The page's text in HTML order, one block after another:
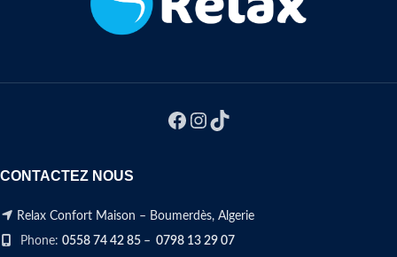
selon la taille du matelas!
Dormez mieux, vivez mieux —
الطبي
الناعم والمريح
لتدعم استقامة ظهرك وتمنحك ليالي نوم
حسب مقاس الماطلا🎁
👇اختر لونك المفضل و اطلب
CONTACTEZ NOUS
Relax Confort Maison – Boumerdès, Algerie
Phone: 0558 74 42 85 – 0798 13 29 07